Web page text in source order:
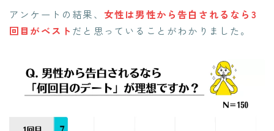
アンケートの結果、 女性は男性から告白されるなら3
回目がベスト だと思っていることがわかりました。